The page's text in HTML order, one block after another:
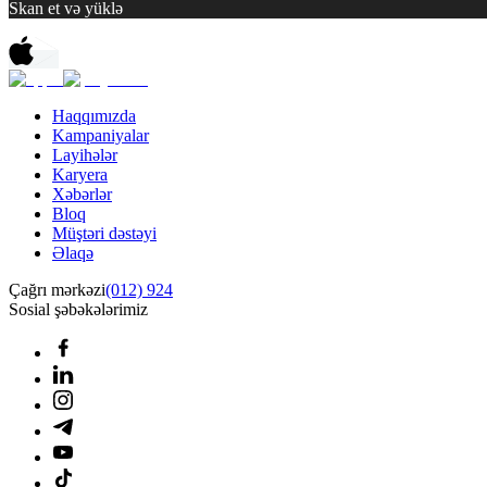
Skan et və yüklə
Haqqımızda
Kampaniyalar
Layihələr
Karyera
Xəbərlər
Bloq
Müştəri dəstəyi
Əlaqə
Çağrı mərkəzi(012) 924
Sosial şəbəkələrimiz